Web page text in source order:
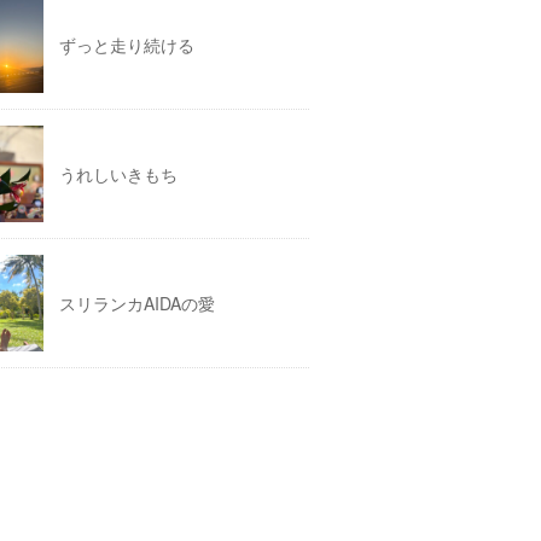
ずっと走り続ける
うれしいきもち
スリランカAIDAの愛